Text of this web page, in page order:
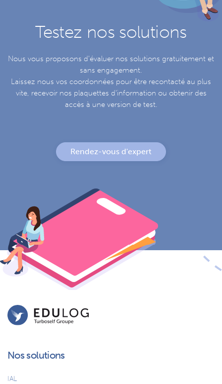
Testez nos solutions
Nous vous proposons d'évaluer nos solutions gratuitement et
sans engagement.
Laissez nous vos coordonnées pour être recontacté au plus
vite, recevoir nos plaquettes d'information ou obtenir des
accès à une version de test.
Rendez-vous d'expert
Nos solutions
IAL